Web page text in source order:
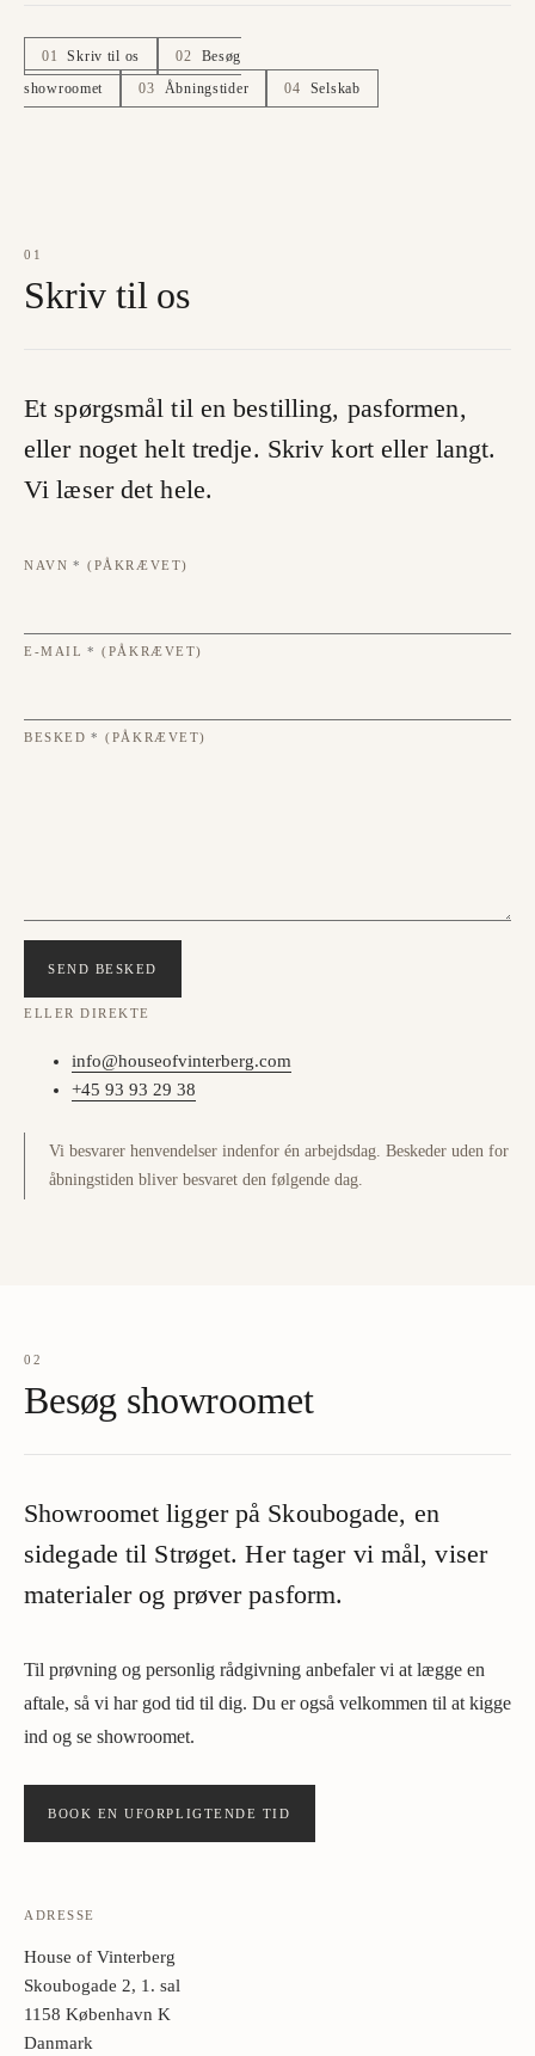
01 Skriv til os 02
Besøg
showroomet
03 Åbningstider 04 Selskab
01
Skriv til os
Et spørgsmål til en bestilling, pasformen,
eller noget helt tredje. Skriv kort eller langt.
Vi læser det hele.
NAVN * (PÅKRÆVET)
E-MAIL * (PÅKRÆVET)
BESKED * (PÅKRÆVET)
SEND BESKED
ELLER DIREKTE
info@houseofvinterberg.com
+45 93 93 29 38
Vi besvarer henvendelser indenfor én arbejdsdag. Beskeder uden for
åbningstiden bliver besvaret den følgende dag.
02
Besøg showroomet
Showroomet ligger på Skoubogade, en
sidegade til Strøget. Her tager vi mål, viser
materialer og prøver pasform.
Til prøvning og personlig rådgivning anbefaler vi at lægge en
aftale, så vi har god tid til dig. Du er også velkommen til at kigge
ind og se showroomet.
BOOK EN UFORPLIGTENDE TID
ADRESSE
House of Vinterberg
Skoubogade 2, 1. sal
1158 København K
Danmark